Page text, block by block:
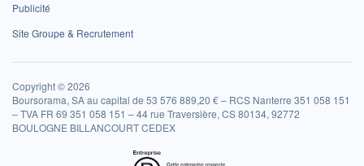
Publicité
Site Groupe & Recrutement
Copyright © 2026
Boursorama, SA au capital de 53 576 889,20 € – RCS Nanterre 351 058 151
– TVA FR 69 351 058 151 – 44 rue Traversière, CS 80134, 92772
BOULOGNE BILLANCOURT CEDEX